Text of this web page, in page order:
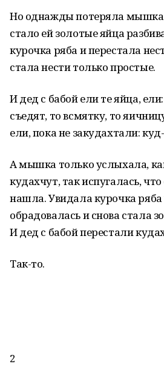
Но однажды потеряла мышка
стало ей золотые яйца
курочка ряба и перестала
стала нести только простые.
И дед с бабой ели те яйца,
съедят, то всмятку, то
ели, пока не закудахтали:
А мышка только услыхала,
кудахчут, так испугалась, что
нашла. Увидала курочка
обрадовалась и снова стала
И дед с бабой перестали
Так-то.
2